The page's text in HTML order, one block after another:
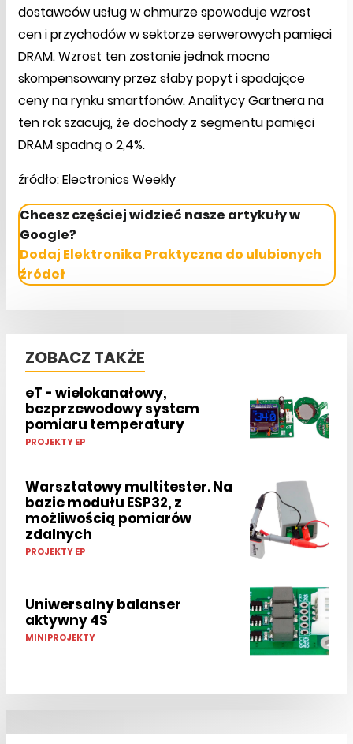
dostawców usług w chmurze spowoduje wzrost
cen i przychodów w sektorze serwerowych pamięci
DRAM. Wzrost ten zostanie jednak mocno
skompensowany przez słaby popyt i spadające
ceny na rynku smartfonów. Analitycy Gartnera na
ten rok szacują, że dochody z segmentu pamięci
DRAM spadną o 2,4%.
źródło: Electronics Weekly
Chcesz częściej widzieć nasze artykuły w
Google?
Dodaj Elektronika Praktyczna do ulubionych
źródeł
ZOBACZ TAKŻE
eT - wielokanałowy,
bezprzewodowy system
pomiaru temperatury
PROJEKTY EP
Warsztatowy multitester. Na
bazie modułu ESP32, z
możliwością pomiarów
zdalnych
PROJEKTY EP
Uniwersalny balanser
aktywny 4S
MINIPROJEKTY